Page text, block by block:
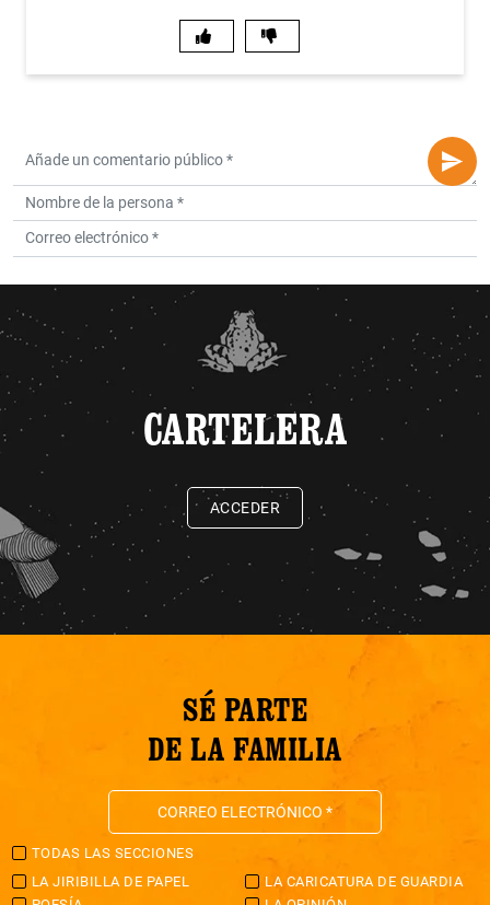
CARTELERA
ACCEDER
SÉ PARTE
DE LA FAMILIA
TODAS LAS SECCIONES
LA JIRIBILLA DE PAPEL
LA CARICATURA DE GUARDIA